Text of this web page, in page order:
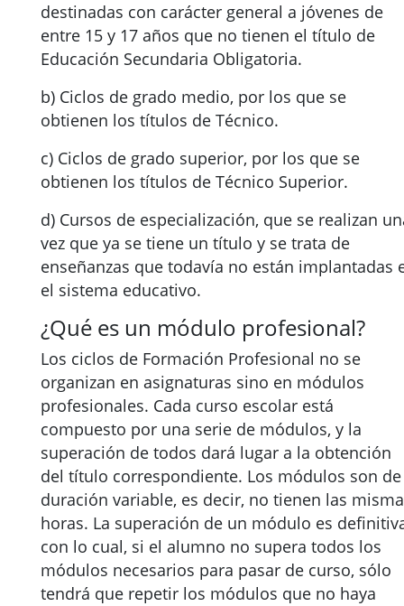
destinadas con carácter general a jóvenes de
entre 15 y 17 años que no tienen el título de
Educación Secundaria Obligatoria.
b) Ciclos de grado medio, por los que se
obtienen los títulos de Técnico.
c) Ciclos de grado superior, por los que se
obtienen los títulos de Técnico Superior.
d) Cursos de especialización, que se realizan
vez que ya se tiene un título y se trata de
enseñanzas que todavía no están implantadas
el sistema educativo.
¿Qué es un módulo profesional?
Los ciclos de Formación Profesional no se
organizan en asignaturas sino en módulos
profesionales. Cada curso escolar está
compuesto por una serie de módulos, y la
superación de todos dará lugar a la obtención
del título correspondiente. Los módulos son de
duración variable, es decir, no tienen las
horas. La superación de un módulo es
con lo cual, si el alumno no supera todos los
módulos necesarios para pasar de curso, sólo
tendrá que repetir los módulos que no haya